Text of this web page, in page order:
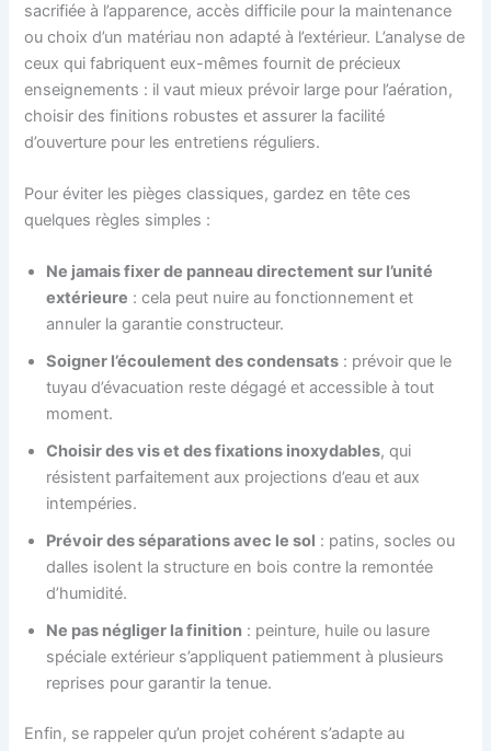
sacrifiée à l’apparence, accès difficile pour la maintenance
ou choix d’un matériau non adapté à l’extérieur. L’analyse de
ceux qui fabriquent eux-mêmes fournit de précieux
enseignements : il vaut mieux prévoir large pour l’aération,
choisir des finitions robustes et assurer la facilité
d’ouverture pour les entretiens réguliers.
Pour éviter les pièges classiques, gardez en tête ces
quelques règles simples :
Ne jamais fixer de panneau directement sur l’unité
extérieure : cela peut nuire au fonctionnement et
annuler la garantie constructeur.
Soigner l’écoulement des condensats : prévoir que le
tuyau d’évacuation reste dégagé et accessible à tout
moment.
Choisir des vis et des fixations inoxydables, qui
résistent parfaitement aux projections d’eau et aux
intempéries.
Prévoir des séparations avec le sol : patins, socles ou
dalles isolent la structure en bois contre la remontée
d’humidité.
Ne pas négliger la finition : peinture, huile ou lasure
spéciale extérieur s’appliquent patiemment à plusieurs
reprises pour garantir la tenue.
Enfin, se rappeler qu’un projet cohérent s’adapte au